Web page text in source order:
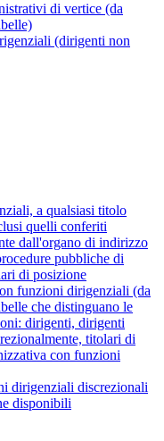
di vertice (da
(dirigenti non
a qualsiasi titolo
quelli conferiti
dall'organo di indirizzo
pubbliche di
di posizione
funzioni dirigenziali (da
che distinguano le
dirigenti, dirigenti
titolari di
con funzioni
dirigenziali discrezionali
disponibili